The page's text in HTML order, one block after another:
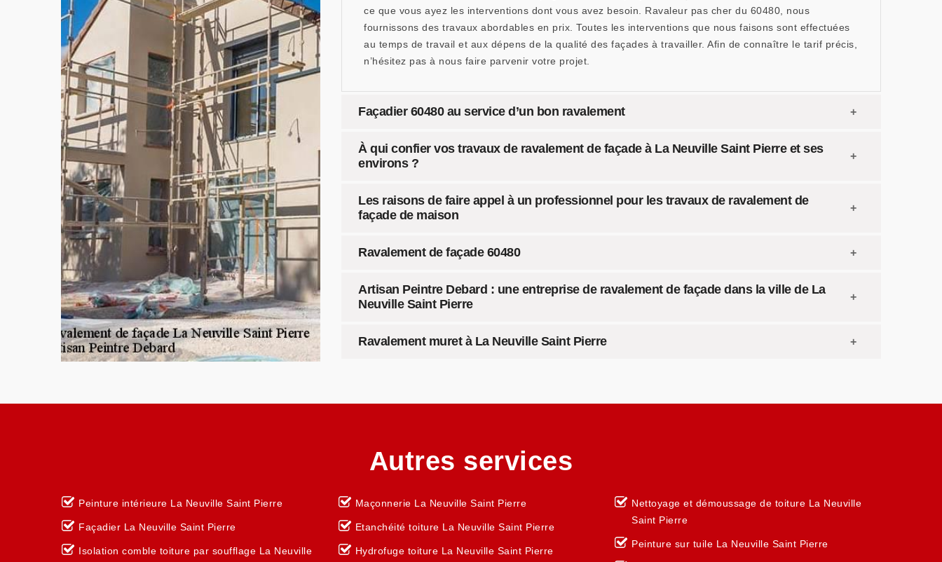
ce que vous ayez les interventions dont vous avez besoin. Ravaleur pas cher du 60480, nous
fournissons des travaux abordables en prix. Toutes les interventions que nous faisons sont effectuées
au temps de travail et aux dépens de la qualité des façades à travailler. Afin de connaître le tarif précis,
n’hésitez pas à nous faire parvenir votre projet.
Façadier 60480 au service d’un bon ravalement
À qui confier vos travaux de ravalement de façade à La Neuville Saint Pierre et ses
environs ?
Les raisons de faire appel à un professionnel pour les travaux de ravalement de
façade de maison
Ravalement de façade 60480
Artisan Peintre Debard : une entreprise de ravalement de façade dans la ville de La
Neuville Saint Pierre
Ravalement muret à La Neuville Saint Pierre
Autres services
Peinture intérieure La Neuville Saint Pierre
Façadier La Neuville Saint Pierre
Isolation comble toiture par soufflage La Neuville
Maçonnerie La Neuville Saint Pierre
Etanchéité toiture La Neuville Saint Pierre
Hydrofuge toiture La Neuville Saint Pierre
Nettoyage et démoussage de toiture La Neuville
Saint Pierre
Peinture sur tuile La Neuville Saint Pierre